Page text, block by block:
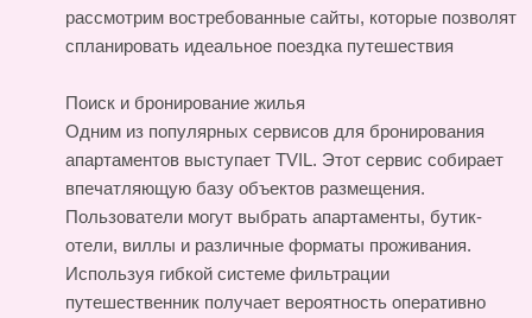
рассмотрим востребованные сайты, которые позволят
спланировать идеальное поездка путешествия
Поиск и бронирование жилья
Одним из популярных сервисов для бронирования
апартаментов выступает TVIL. Этот сервис собирает
впечатляющую базу объектов размещения.
Пользователи могут выбрать апартаменты, бутик-
отели, виллы и различные форматы проживания.
Используя гибкой системе фильтрации
путешественник получает вероятность оперативно